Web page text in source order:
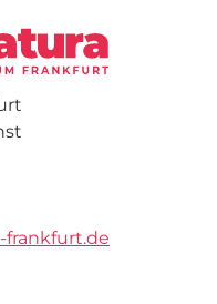
frankfurt.de